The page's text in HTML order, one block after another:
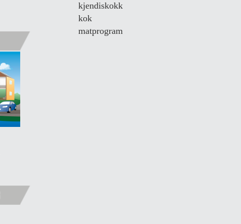
kjendiskokk
kok
matprogram